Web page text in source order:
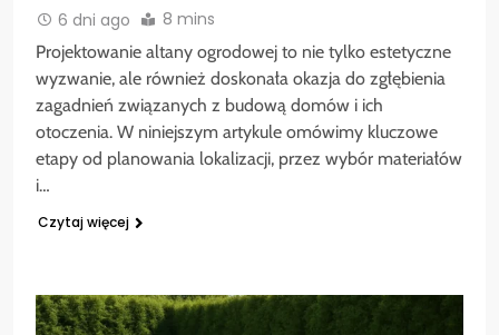
6 dni ago 8 mins
Projektowanie altany ogrodowej to nie tylko estetyczne
wyzwanie, ale również doskonała okazja do zgłębienia
zagadnień związanych z budową domów i ich
otoczenia. W niniejszym artykule omówimy kluczowe
etapy od planowania lokalizacji, przez wybór materiałów
i…
Czytaj więcej